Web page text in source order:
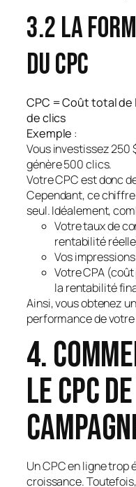
3.2 La
du CPC
CPC = Coût total de
de clics
Exemple :
Vous investissez 250
génère 500 clics.
Votre CPC est donc
Cependant, ce
seul. Idéalement,
Votre taux de
rentabilité
Vos
Votre CPA
la rentabilité
Ainsi, vous obtenez
performance de
4.
le CPC
Un CPC en ligne
croissance.